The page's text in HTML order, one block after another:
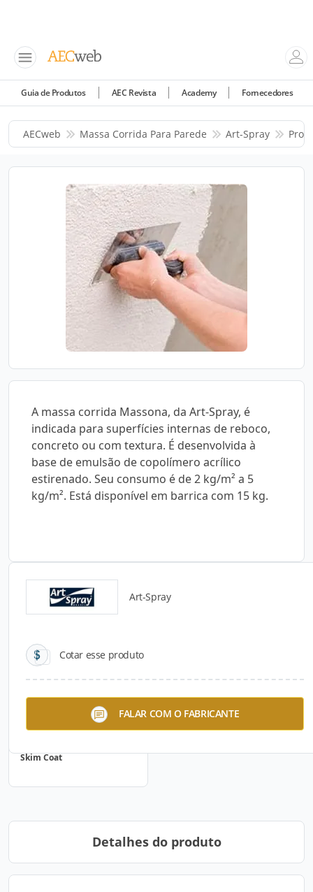
Guia de Produtos AEC Revista Academy Fornecedores
AECweb Massa Corrida Para Parede Art-Spray
A massa corrida Massona, da Art-Spray, é
indicada para superfícies internas de reboco,
concreto ou com textura. É desenvolvida à
base de emulsão de copolímero acrílico
estirenado. Seu consumo é de 2 kg/m² a 5
kg/m². Está disponível em barrica com 15 kg.
Art-Spray
Cotar esse produto
FALAR COM O FABRICANTE
Catálogos para Download
Skim Coat
Detalhes do produto